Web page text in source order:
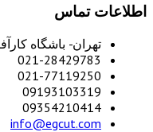
اطلاعات تماس
تهران- باشگاه
021-28429783
021-77119250
09193103319
09354210414
info@egcut.com